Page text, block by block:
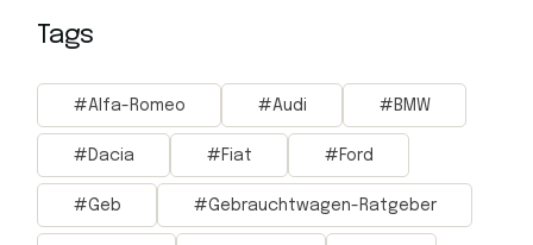
Tags
Alfa-Romeo Audi BMW
Dacia Fiat Ford
Geb Gebrauchtwagen-Ratgeber